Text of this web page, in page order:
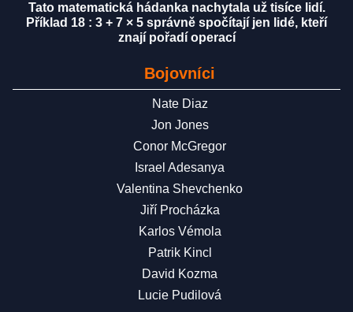
Tato matematická hádanka nachytala už tisíce lidí.
Příklad 18 : 3 + 7 × 5 správně spočítají jen lidé, kteří
znají pořadí operací
Bojovníci
Nate Diaz
Jon Jones
Conor McGregor
Israel Adesanya
Valentina Shevchenko
Jiří Procházka
Karlos Vémola
Patrik Kincl
David Kozma
Lucie Pudilová